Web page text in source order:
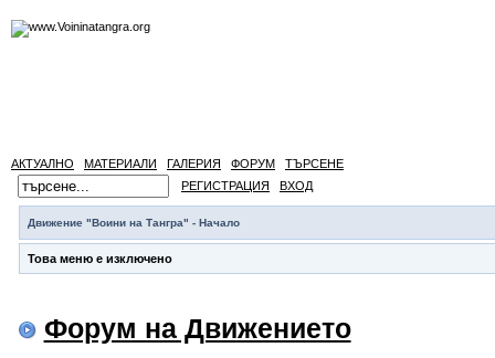
АКТУАЛНО МАТЕРИАЛИ ГАЛЕРИЯ ФОРУМ
ТЪРСЕНЕ
РЕГИСТРАЦИЯ
ВХОД
Движение "Воини на Тангра" - Начало
Това меню е изключено
Форум на Движението